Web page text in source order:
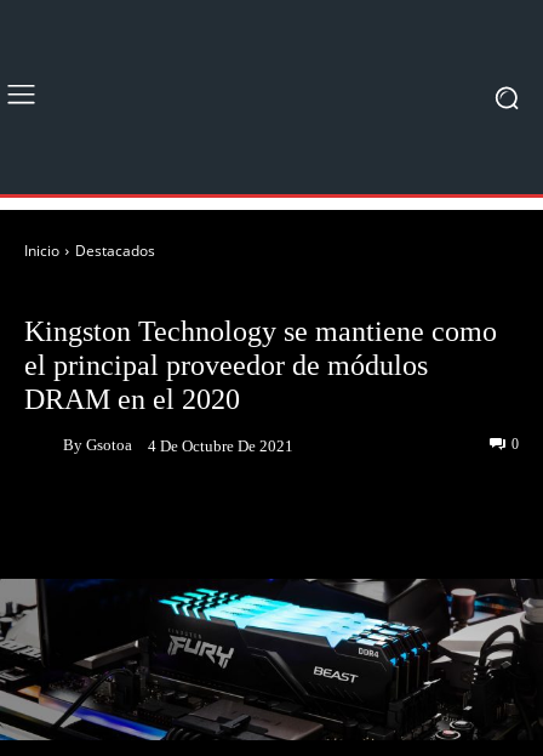
Inicio Destacados
Kingston Technology se mantiene como
el principal proveedor de módulos
DRAM en el 2020
By Gsotoa 4 De Octubre De 2021 0